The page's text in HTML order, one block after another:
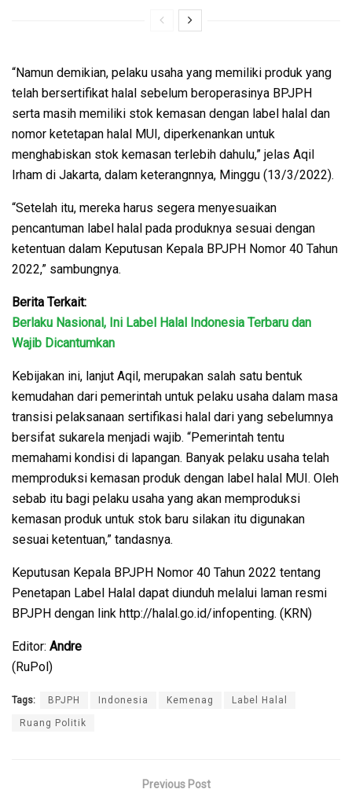
“Namun demikian, pelaku usaha yang memiliki produk yang
telah bersertifikat halal sebelum beroperasinya BPJPH
serta masih memiliki stok kemasan dengan label halal dan
nomor ketetapan halal MUI, diperkenankan untuk
menghabiskan stok kemasan terlebih dahulu,” jelas Aqil
Irham di Jakarta, dalam keterangnnya, Minggu (13/3/2022).
“Setelah itu, mereka harus segera menyesuaikan
pencantuman label halal pada produknya sesuai dengan
ketentuan dalam Keputusan Kepala BPJPH Nomor 40 Tahun
2022,” sambungnya.
Berita Terkait:
Berlaku Nasional, Ini Label Halal Indonesia Terbaru dan
Wajib Dicantumkan
Kebijakan ini, lanjut Aqil, merupakan salah satu bentuk
kemudahan dari pemerintah untuk pelaku usaha dalam masa
transisi pelaksanaan sertifikasi halal dari yang sebelumnya
bersifat sukarela menjadi wajib. “Pemerintah tentu
memahami kondisi di lapangan. Banyak pelaku usaha telah
memproduksi kemasan produk dengan label halal MUI. Oleh
sebab itu bagi pelaku usaha yang akan memproduksi
kemasan produk untuk stok baru silakan itu digunakan
sesuai ketentuan,” tandasnya.
Keputusan Kepala BPJPH Nomor 40 Tahun 2022 tentang
Penetapan Label Halal dapat diunduh melalui laman resmi
BPJPH dengan link http://halal.go.id/infopenting. (KRN)
Editor: Andre
(RuPol)
Tags: BPJPH Indonesia Kemenag Label Halal
Ruang Politik
Previous Post